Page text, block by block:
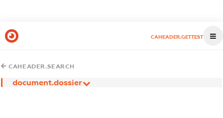
CAHEADER.GETTEST
CAHEADER.SEARCH
document.dossier